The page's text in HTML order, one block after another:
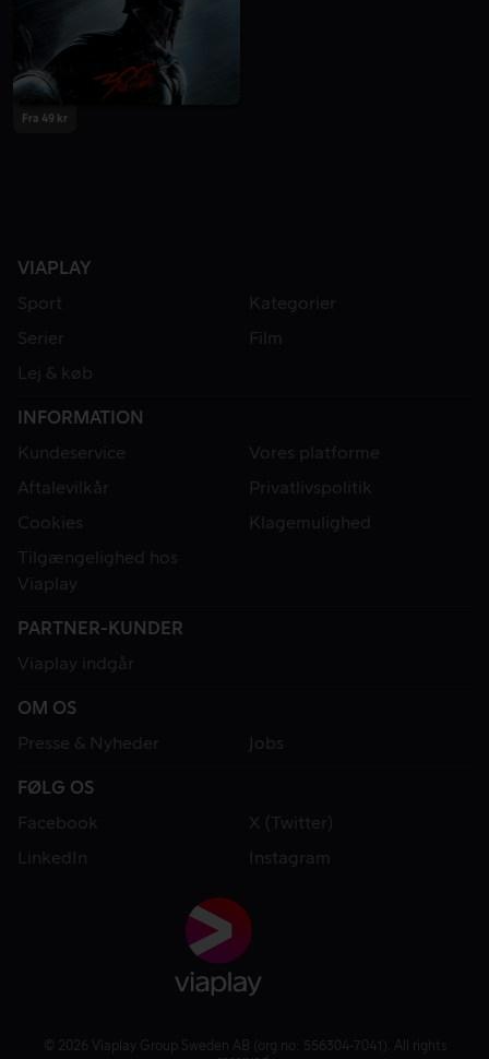
Fra 49 kr
VIAPLAY
Sport
Kategorier
Serier
Film
Lej & køb
INFORMATION
Kundeservice
Vores platforme
Aftalevilkår
Privatlivspolitik
Cookies
Klagemulighed
Tilgængelighed hos
Viaplay
PARTNER-KUNDER
Viaplay indgår
OM OS
Presse & Nyheder
Jobs
FØLG OS
Facebook
X (Twitter)
LinkedIn
Instagram
© 2026 Viaplay Group Sweden AB (org.no: 556304-7041). All rights